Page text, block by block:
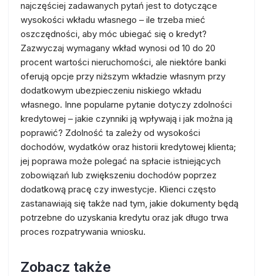
najczęściej zadawanych pytań jest to dotyczące
wysokości wkładu własnego – ile trzeba mieć
oszczędności, aby móc ubiegać się o kredyt?
Zazwyczaj wymagany wkład wynosi od 10 do 20
procent wartości nieruchomości, ale niektóre banki
oferują opcje przy niższym wkładzie własnym przy
dodatkowym ubezpieczeniu niskiego wkładu
własnego. Inne popularne pytanie dotyczy zdolności
kredytowej – jakie czynniki ją wpływają i jak można ją
poprawić? Zdolność ta zależy od wysokości
dochodów, wydatków oraz historii kredytowej klienta;
jej poprawa może polegać na spłacie istniejących
zobowiązań lub zwiększeniu dochodów poprzez
dodatkową pracę czy inwestycje. Klienci często
zastanawiają się także nad tym, jakie dokumenty będą
potrzebne do uzyskania kredytu oraz jak długo trwa
proces rozpatrywania wniosku.
Zobacz także